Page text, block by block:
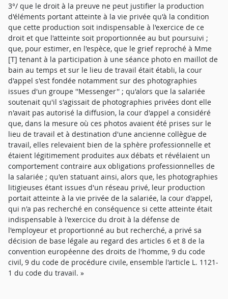
3°/ que le droit à la preuve ne peut justifier la production
d'éléments portant atteinte à la vie privée qu'à la condition
que cette production soit indispensable à l'exercice de ce
droit et que l'atteinte soit proportionnée au but poursuivi ;
que, pour estimer, en l'espèce, que le grief reproché à Mme
[T] tenant à la participation à une séance photo en maillot de
bain au temps et sur le lieu de travail était établi, la cour
d'appel s'est fondée notamment sur des photographies
issues d'un groupe ''Messenger'' ; qu'alors que la salariée
soutenait qu'il s'agissait de photographies privées dont elle
n'avait pas autorisé la diffusion, la cour d'appel a considéré
que, dans la mesure où ces photos avaient été prises sur le
lieu de travail et à destination d'une ancienne collègue de
travail, elles relevaient bien de la sphère professionnelle et
étaient légitimement produites aux débats et révélaient un
comportement contraire aux obligations professionnelles de
la salariée ; qu'en statuant ainsi, alors que, les photographies
litigieuses étant issues d'un réseau privé, leur production
portait atteinte à la vie privée de la salariée, la cour d'appel,
qui n'a pas recherché en conséquence si cette atteinte était
indispensable à l'exercice du droit à la défense de
l'employeur et proportionné au but recherché, a privé sa
décision de base légale au regard des articles 6 et 8 de la
convention européenne des droits de l'homme, 9 du code
civil, 9 du code de procédure civile, ensemble l'article L. 1121-
1 du code du travail. »